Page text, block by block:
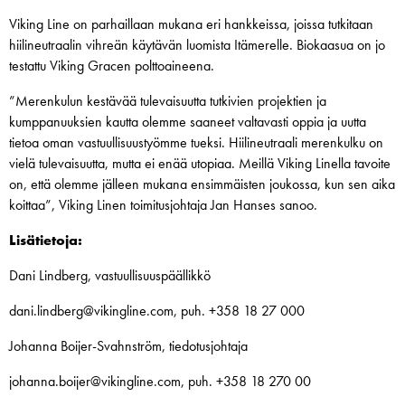
Viking Line on parhaillaan mukana eri hankkeissa, joissa tutkitaan
hiilineutraalin vihreän käytävän luomista Itämerelle. Biokaasua on jo
testattu Viking Gracen polttoaineena.
”Merenkulun kestävää tulevaisuutta tutkivien projektien ja
kumppanuuksien kautta olemme saaneet valtavasti oppia ja uutta
tietoa oman vastuullisuustyömme tueksi. Hiilineutraali merenkulku on
vielä tulevaisuutta, mutta ei enää utopiaa. Meillä Viking Linella tavoite
on, että olemme jälleen mukana ensimmäisten joukossa, kun sen aika
koittaa”, Viking Linen toimitusjohtaja Jan Hanses sanoo.
Lisätietoja:
Dani Lindberg, vastuullisuuspäällikkö
dani.lindberg@vikingline.com, puh. +358 18 27 000
Johanna Boijer-Svahnström, tiedotusjohtaja
johanna.boijer@vikingline.com, puh. +358 18 270 00